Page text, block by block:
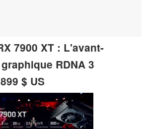
7900 XT : L'avant-
RDNA 3
$ US